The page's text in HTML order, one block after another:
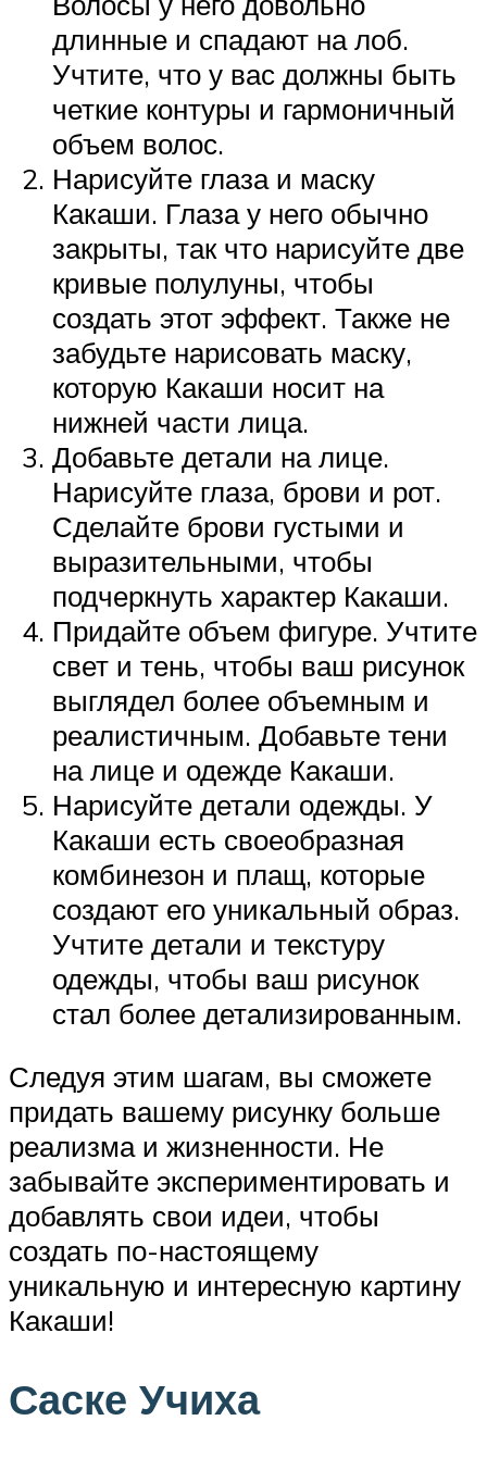
длинные и спадают на лоб.
Учтите, что у вас должны быть
четкие контуры и гармоничный
объем волос.
Нарисуйте глаза и маску
Какаши. Глаза у него обычно
закрыты, так что нарисуйте две
кривые полулуны, чтобы
создать этот эффект. Также не
забудьте нарисовать маску,
которую Какаши носит на
нижней части лица.
Добавьте детали на лице.
Нарисуйте глаза, брови и рот.
Сделайте брови густыми и
выразительными, чтобы
подчеркнуть характер Какаши.
Придайте объем фигуре. Учтите
свет и тень, чтобы ваш рисунок
выглядел более объемным и
реалистичным. Добавьте тени
на лице и одежде Какаши.
Нарисуйте детали одежды. У
Какаши есть своеобразная
комбинезон и плащ, которые
создают его уникальный образ.
Учтите детали и текстуру
одежды, чтобы ваш рисунок
стал более детализированным.
Следуя этим шагам, вы сможете
придать вашему рисунку больше
реализма и жизненности. Не
забывайте экспериментировать и
добавлять свои идеи, чтобы
создать по-настоящему
уникальную и интересную картину
Какаши!
Саске Учиха